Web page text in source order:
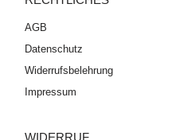
AGB
Datenschutz
Widerrufsbelehrung
Impressum
WIDERRUF